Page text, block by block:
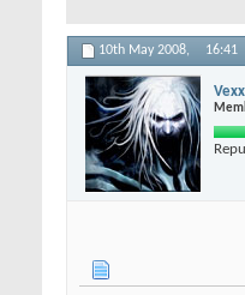
10th May 2008, 16:41
Vexx